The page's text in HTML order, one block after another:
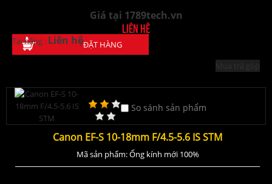
Giá tại 1789tech.vn
Liên hệ
Tại hãng : Liên hệĐẶT HÀNG
So sánh sản phẩm
Canon EF-S 10-18mm F/4.5-5.6 IS STM
Mã sản phẩm: Ống kính mới 100%